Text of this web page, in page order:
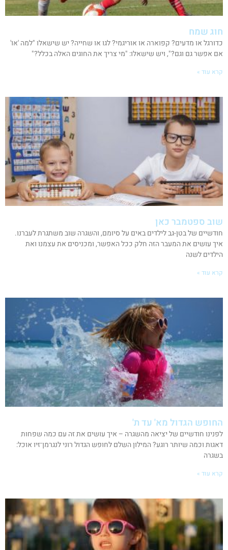
חוג שמח
כדורגל או מדעים? קפוארה או אוריגמי? לגו או שחייה? יש שישאלו "למה 'או'
אם אפשר גם וגם?", ויש שישאלו: "מי צריך את החוגים האלה בכלל?"
קרא עוד »
שוב ספטמבר כאן
חודשיים של בטן-גב לילדים באים על סיומם, והשגרה שוב משתגרת לעברנו.
איך עושים את המעבר הזה חלק ככל האפשר, ומכניסים את עצמנו ואת
הילדים לשנה
קרא עוד »
החופש הגדול מא' עד ת'
לפנינו חודשיים של יציאה מהשגרה – איך עושים את זה עם כמה שפחות
דאגות וכמה שיותר רוגע? המילון השלם לחופש הגדול רוני לנגרמן־זיו אוכל:
בשגרה
קרא עוד »